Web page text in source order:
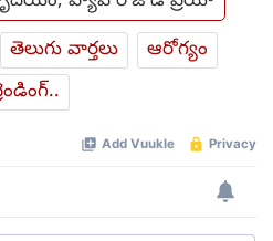
తెలుగు వార్తలు
ఆరోగ్యం